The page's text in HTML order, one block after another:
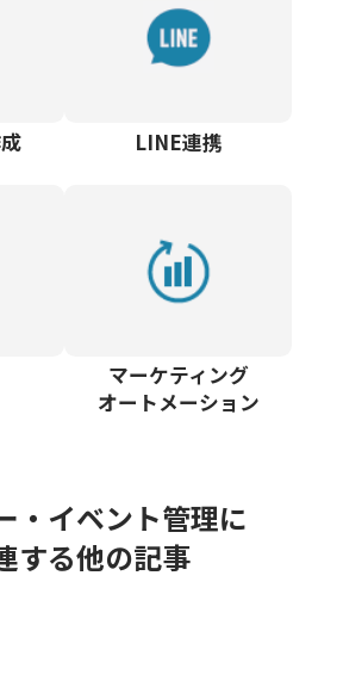
LINE連携
マーケティング
オートメーション
・イベント管理に
する他の記事